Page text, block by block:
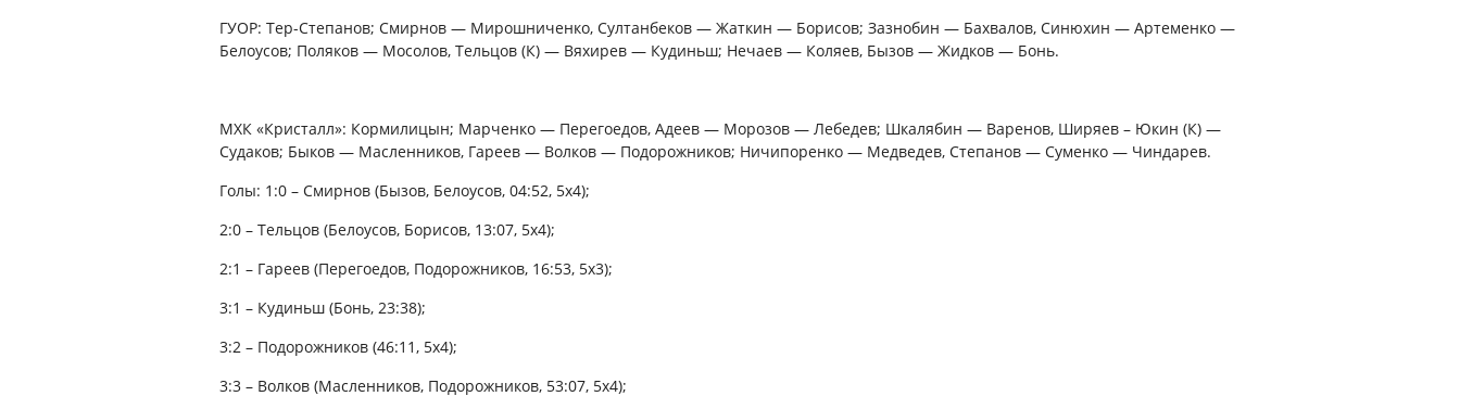
ГУОР: Тер-Степанов; Смирнов — Мирошниченко, Султанбеков — Жаткин — Борисов; Зазнобин — Бахвалов, Синюхин — Артеменко —
Белоусов; Поляков — Мосолов, Тельцов (К) — Вяхирев — Кудиньш; Нечаев — Коляев, Бызов — Жидков — Бонь.
МХК «Кристалл»: Кормилицын; Марченко — Перегоедов, Адеев — Морозов — Лебедев; Шкалябин — Варенов, Ширяев – Юкин (К) —
Судаков; Быков — Масленников, Гареев — Волков — Подорожников; Ничипоренко — Медведев, Степанов — Суменко — Чиндарев.
Голы: 1:0 – Смирнов (Бызов, Белоусов, 04:52, 5х4);
2:0 – Тельцов (Белоусов, Борисов, 13:07, 5х4);
2:1 – Гареев (Перегоедов, Подорожников, 16:53, 5х3);
3:1 – Кудиньш (Бонь, 23:38);
3:2 – Подорожников (46:11, 5х4);
3:3 – Волков (Масленников, Подорожников, 53:07, 5х4);